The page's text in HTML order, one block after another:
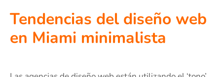
Tendencias del diseño web
en Miami minimalista